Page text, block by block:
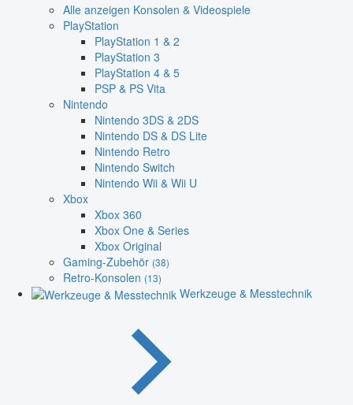
Alle anzeigen Konsolen & Videospiele
PlayStation
PlayStation 1 & 2
PlayStation 3
PlayStation 4 & 5
PSP & PS Vita
Nintendo
Nintendo 3DS & 2DS
Nintendo DS & DS Lite
Nintendo Retro
Nintendo Switch
Nintendo Wii & Wii U
Xbox
Xbox 360
Xbox One & Series
Xbox Original
Gaming-Zubehör (38)
Retro-Konsolen (13)
Werkzeuge & Messtechnik